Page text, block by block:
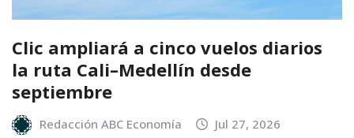
Clic ampliará a cinco vuelos diarios
la ruta Cali–Medellín desde
septiembre
Redacción ABC Economía Jul 27, 2026